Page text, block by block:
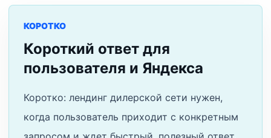
КОРОТКО
Короткий ответ для
пользователя и Яндекса
Коротко: лендинг дилерской сети нужен,
когда пользователь приходит с конкретным